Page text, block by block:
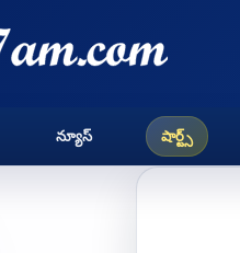
న్యూస్ షార్ట్స్